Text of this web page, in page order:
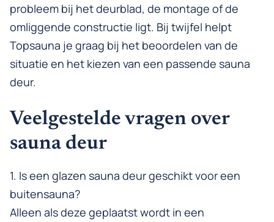
probleem bij het deurblad, de montage of de
omliggende constructie ligt. Bij twijfel helpt
Topsauna je graag bij het beoordelen van de
situatie en het kiezen van een passende sauna
deur.
Veelgestelde vragen over
sauna deur
1. Is een glazen sauna deur geschikt voor een
buitensauna?
Alleen als deze geplaatst wordt in een